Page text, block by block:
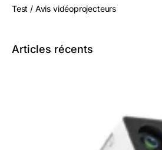
Test / Avis vidéoprojecteurs
Articles récents